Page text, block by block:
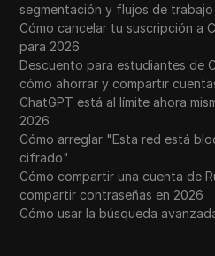
segmentación y flujos de
Cómo cancelar tu suscripción a
para 2026
Descuento para estudiantes de
cómo ahorrar y compartir
ChatGPT está al límite ahora
2026
Cómo arreglar "Esta red está
cifrado"
Cómo compartir una cuenta de
compartir contraseñas en 2026
Cómo usar la búsqueda